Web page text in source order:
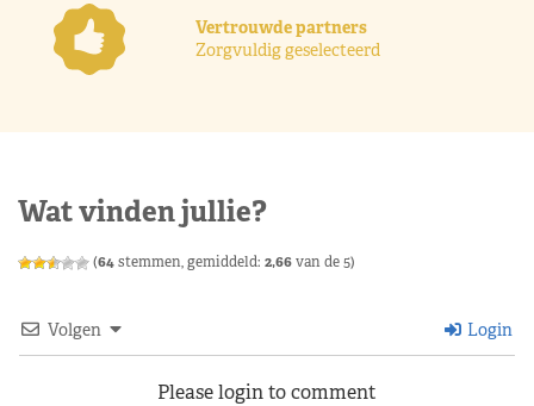
Vertrouwde partners
Zorgvuldig geselecteerd
Wat vinden jullie?
(64stemmen, gemiddeld: 2,66van de 5)
Volgen Login
Please login to comment